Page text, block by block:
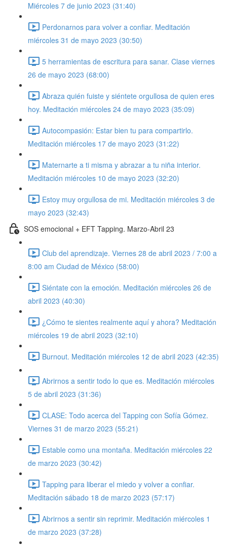
Miércoles 7 de junio 2023 (31:40)
Perdonarnos para volver a confiar. Meditación
miércoles 31 de mayo 2023 (30:50)
5 herramientas de escritura para sanar. Clase viernes
26 de mayo 2023 (68:00)
Abraza quién fuiste y siéntete orgullosa de quien eres
hoy. Meditación miércoles 24 de mayo 2023 (35:09)
Autocompasión: Estar bien tu para compartirlo.
Meditación miércoles 17 de mayo 2023 (31:22)
Maternarte a ti misma y abrazar a tu niña interior.
Meditación miércoles 10 de mayo 2023 (32:20)
Estoy muy orgullosa de mi. Meditación miércoles 3 de
mayo 2023 (32:43)
SOS emocional + EFT Tapping. Marzo-Abril 23
Club del aprendizaje. Viernes 28 de abril 2023 / 7:00 a
8:00 am Ciudad de México (58:00)
Siéntate con la emoción. Meditación miércoles 26 de
abril 2023 (40:30)
¿Cómo te sientes realmente aquí y ahora? Meditación
miércoles 19 de abril 2023 (32:10)
Burnout. Meditación miércoles 12 de abril 2023 (42:35)
Abrirnos a sentir todo lo que es. Meditación miércoles
5 de abril 2023 (31:36)
CLASE: Todo acerca del Tapping con Sofía Gómez.
Viernes 31 de marzo 2023 (55:21)
Estable como una montaña. Meditación miércoles 22
de marzo 2023 (30:42)
Tapping para liberar el miedo y volver a confiar.
Meditación sábado 18 de marzo 2023 (57:17)
Abrirnos a sentir sin reprimir. Meditación miércoles 1
de marzo 2023 (37:28)